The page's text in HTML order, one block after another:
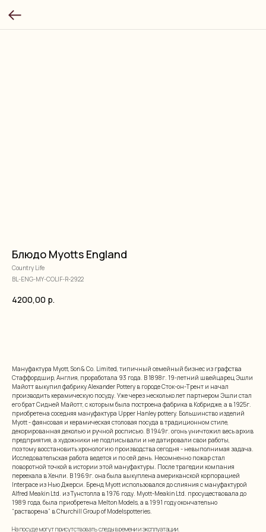
Блюдо Myotts England
Country Life
BL-ENG-MY-COLIF-R-2922
4200,00 р.
Мануфактура Myott, Son & Co. Limited, типичный семейный бизнес из графства
Стаффордшир, Англия, проработала 93 года. В 1898г. 19-летний швейцарец Эшли
Майотт выкупил фабрику Alexander Pottery в городе Сток-он-Трент и начал
производить керамическую посуду. Уже через несколько лет партнером Эшли стал
его брат Сидней Майотт, с которым была построена фабрика в Кобридже, а в 1925г.
приобретена соседняя мануфактура Upper Hanley pottery. Большинство изделий
Myott - фаянсовая и керамическая столовая посуда в традиционном стиле,
декорированная деколью и ручной росписью. В 1949г. огонь уничтожил весь архив
предприятия, а художники не подписывали и не датировали свои работы,
поэтому восстановить хронологию производства сегодня - невыполнимая задача.
Исследовательская работа ведется и по сей день. Несомненно пожар стал
поворотной точкой в истории этой мануфактуры. После трагедии компания
переехала в Хенли. В 1969г. она была выкуплена американской корпорацией
Interpace из Нью Джерси. Бренд Myott использовался до слияния с мануфактурой
Alfred Meakin Ltd. из Тунстолла в 1976 году. Myott-Meakin Ltd. просуществовала до
1989 года, была приобретена Melton Models, а в 1991 году окончательно
“растворена” в Churchill Group of Modelspotteries.
На посуде могут присутствовать следы времени и эксплуатации.